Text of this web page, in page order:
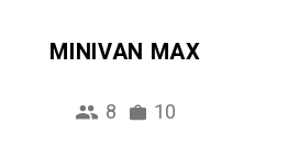
MINIVAN MAX
8 10